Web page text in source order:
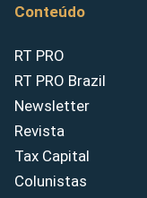
Conteúdo
RT PRO
RT PRO Brazil
Newsletter
Revista
Tax Capital
Colunistas